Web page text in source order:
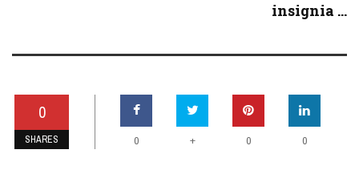
insignia ...
0
SHARES 0 + 0 0